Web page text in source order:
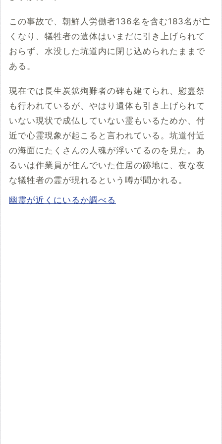
この事故で、朝鮮人労働者136名を含む183名が亡
くなり、犠牲者の遺体はいまだに引き上げられて
おらず、水没した坑道内に閉じ込められたままで
ある。
現在では長生炭鉱殉難者の碑も建てられ、慰霊祭
も行われているが、やはり遺体も引き上げられて
いない現状で成仏していない霊もいるためか、付
近で心霊現象が起こると言われている。坑道付近
の海面にたくさんの人魂が浮いてるのを見た。あ
るいは作業員が住んでいた住居の跡地に、夜な夜
な犠牲者の霊が現れるという噂が聞かれる。
幽霊が近くにいるか調べる